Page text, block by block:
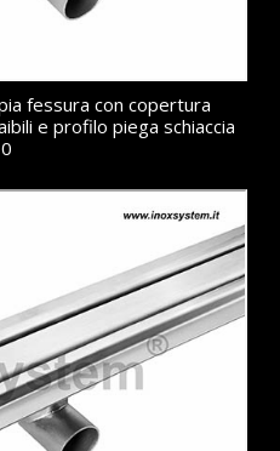
fessura con copertura
e profilo piega schiaccia